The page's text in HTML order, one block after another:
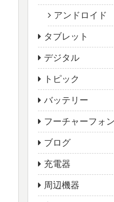
アンドロイド
タブレット
デジタル
トピック
バッテリー
フーチャーフォン
ブログ
充電器
周辺機器